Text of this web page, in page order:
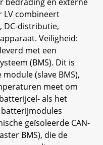
LV combineert
DC-distributie,
Veiligheid:
met een
(BMS). Dit is
(slave BMS),
meet om
als het
geïsoleerde CAN-
BMS), die de